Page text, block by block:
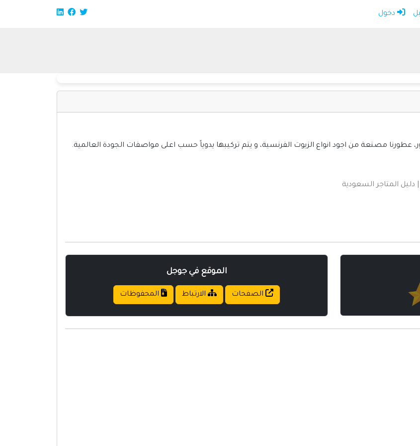
دخول
مصنعة من اجود انواع الزيوت الفرنسية، و يتم تركيبها يدوياً حسب اعلى مواصفات الجودة العالمية.
المتاجر السعودية
الموقع في جوجل
الصفحات الارتباط المحفوظات